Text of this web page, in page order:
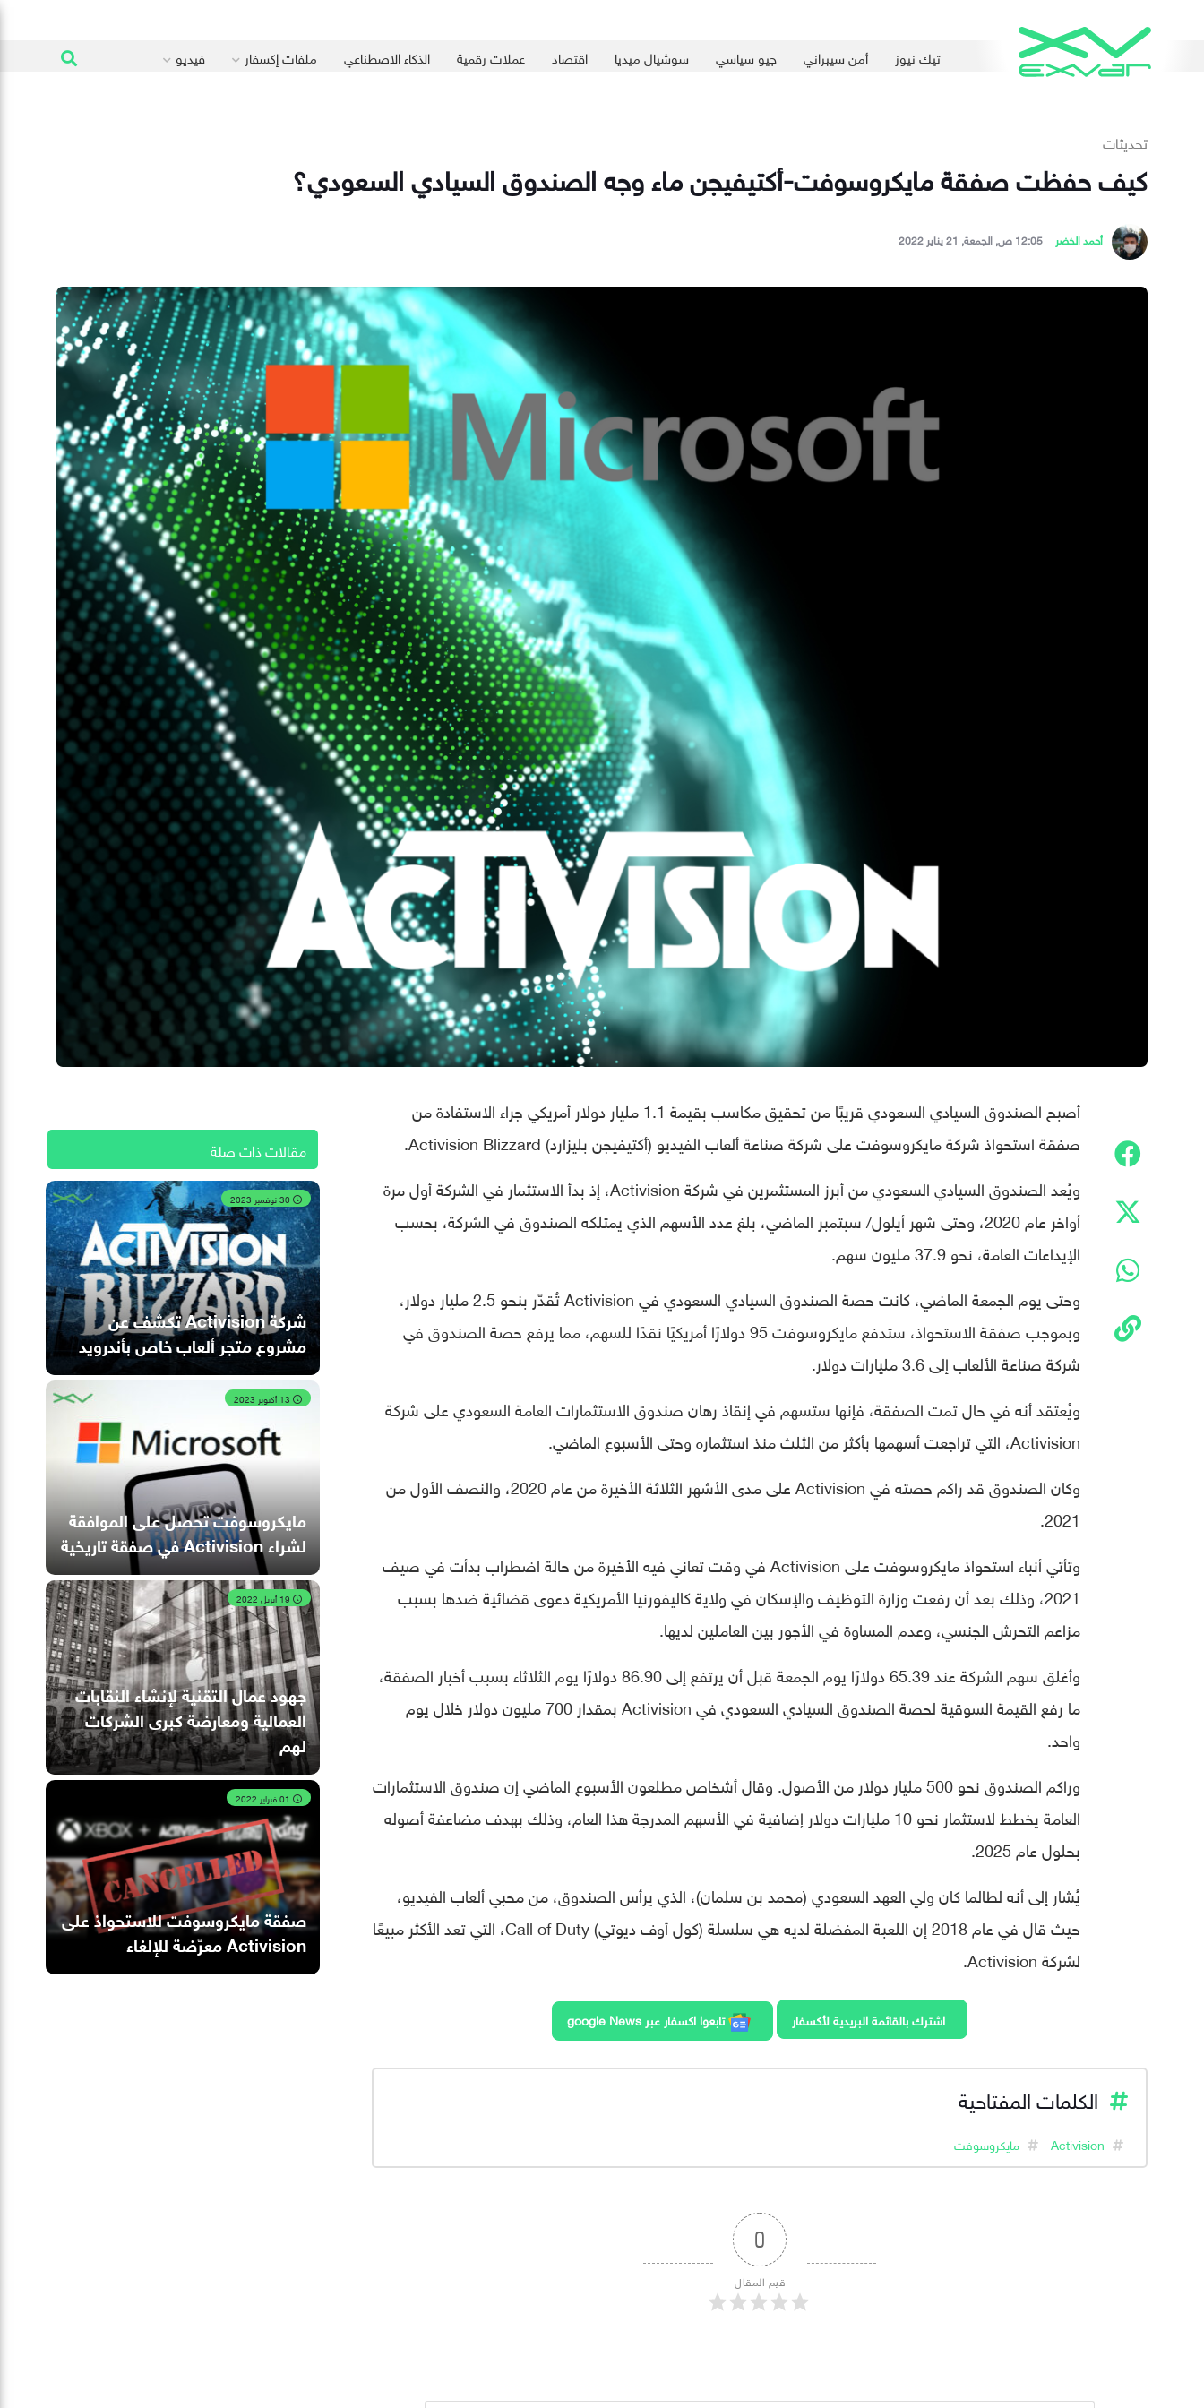
تيك نيوز أمن سيبراني جيو سياسي سوشيال ميديا اقتصاد عملات رقمية الذكاء الاصطناعي ملفات إكسفار فيديو
تحديثات
كيف حفظت صفقة مايكروسوفت-أكتيفيجن ماء وجه الصندوق السيادي السعودي؟
أحمد الخضر 12:05 ص, الجمعة, 21 يناير 2022
أصبح الصندوق السيادي السعودي قريبًا من تحقيق مكاسب بقيمة 1.1 مليار دولار أمريكي جراء الاستفادة من
صفقة استحواذ شركة مايكروسوفت على شركة صناعة ألعاب الفيديو (أكتيفيجن بليزارد) Activision Blizzard.
ويُعد الصندوق السيادي السعودي من أبرز المستثمرين في شركة Activision، إذ بدأ الاستثمار في الشركة أول مرة
أواخر عام 2020، وحتى شهر أيلول/ سبتمبر الماضي، بلغ عدد الأسهم الذي يمتلكه الصندوق في الشركة، بحسب
الإيداعات العامة، نحو 37.9 مليون سهم.
وحتى يوم الجمعة الماضي، كانت حصة الصندوق السيادي السعودي في Activision تُقدّر بنحو 2.5 مليار دولار،
وبموجب صفقة الاستحواذ، ستدفع مايكروسوفت 95 دولارًا أمريكيًا نقدًا للسهم، مما يرفع حصة الصندوق في
شركة صناعة الألعاب إلى 3.6 مليارات دولار.
ويُعتقد أنه في حال تمت الصفقة، فإنها ستسهم في إنقاذ رهان صندوق الاستثمارات العامة السعودي على شركة
Activision، التي تراجعت أسهمها بأكثر من الثلث منذ استثماره وحتى الأسبوع الماضي.
وكان الصندوق قد راكم حصته في Activision على مدى الأشهر الثلاثة الأخيرة من عام 2020، والنصف الأول من
2021.
وتأتي أنباء استحواذ مايكروسوفت على Activision في وقت تعاني فيه الأخيرة من حالة اضطراب بدأت في صيف
2021، وذلك بعد أن رفعت وزارة التوظيف والإسكان في ولاية كاليفورنيا الأمريكية دعوى قضائية ضدها بسبب
مزاعم التحرش الجنسي، وعدم المساوة في الأجور بين العاملين لديها.
وأغلق سهم الشركة عند 65.39 دولارًا يوم الجمعة قبل أن يرتفع إلى 86.90 دولارًا يوم الثلاثاء بسبب أخبار الصفقة،
ما رفع القيمة السوقية لحصة الصندوق السيادي السعودي في Activision بمقدار 700 مليون دولار خلال يوم
واحد.
وراكم الصندوق نحو 500 مليار دولار من الأصول. وقال أشخاص مطلعون الأسبوع الماضي إن صندوق الاستثمارات
العامة يخطط لاستثمار نحو 10 مليارات دولار إضافية في الأسهم المدرجة هذا العام، وذلك بهدف مضاعفة أصوله
بحلول عام 2025.
يُشار إلى أنه لطالما كان ولي العهد السعودي (محمد بن سلمان)، الذي يرأس الصندوق، من محبي ألعاب الفيديو،
حيث قال في عام 2018 إن اللعبة المفضلة لديه هي سلسلة (كول أوف ديوتي) Call of Duty، التي تعد الأكثر مبيعًا
لشركة Activision.
اشترك بالقائمة البريدية لأكسفار تابعوا اكسفار عبر google News
الكلمات المفتاحية
Activision مايكروسوفت
0
قيم المقال
مقالات ذات صلة
شركة Activision تكشف عن
مشروع متجر ألعاب خاص بأندرويد
مايكروسوفت تحصل على الموافقة
لشراء Activision في صفقة تاريخية
جهود عمال التقنية لإنشاء النقابات
العمالية ومعارضة كبرى الشركات
لهم
صفقة مايكروسوفت للاستحواذ على
Activision معرّضة للإلغاء